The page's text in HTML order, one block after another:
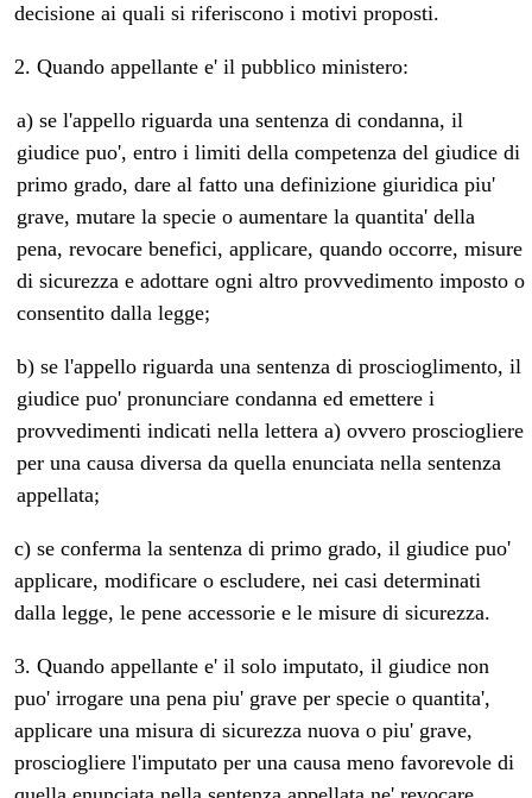
decisione ai quali si riferiscono i motivi proposti.
2. Quando appellante e' il pubblico ministero:
a) se l'appello riguarda una sentenza di condanna, il
giudice puo', entro i limiti della competenza del giudice di
primo grado, dare al fatto una definizione giuridica piu'
grave, mutare la specie o aumentare la quantita' della
pena, revocare benefici, applicare, quando occorre, misure
di sicurezza e adottare ogni altro provvedimento imposto o
consentito dalla legge;
b) se l'appello riguarda una sentenza di proscioglimento, il
giudice puo' pronunciare condanna ed emettere i
provvedimenti indicati nella lettera a) ovvero prosciogliere
per una causa diversa da quella enunciata nella sentenza
appellata;
c) se conferma la sentenza di primo grado, il giudice puo'
applicare, modificare o escludere, nei casi determinati
dalla legge, le pene accessorie e le misure di sicurezza.
3. Quando appellante e' il solo imputato, il giudice non
puo' irrogare una pena piu' grave per specie o quantita',
applicare una misura di sicurezza nuova o piu' grave,
prosciogliere l'imputato per una causa meno favorevole di